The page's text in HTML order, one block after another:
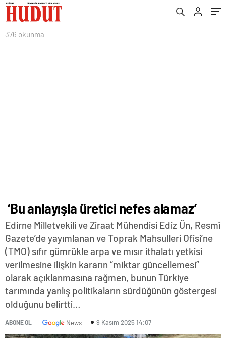
376 okunma
‘Bu anlayışla üretici nefes alamaz’
Edirne Milletvekili ve Ziraat Mühendisi Ediz Ün, Resmî
Gazete’de yayımlanan ve Toprak Mahsulleri Ofisi’ne
(TMO) sıfır gümrükle arpa ve mısır ithalatı yetkisi
verilmesine ilişkin kararın “miktar güncellemesi”
olarak açıklanmasına rağmen, bunun Türkiye
tarımında yanlış politikaların sürdüğünün göstergesi
olduğunu belirtti…
ABONE OL News 9 Kasım 2025 14:07